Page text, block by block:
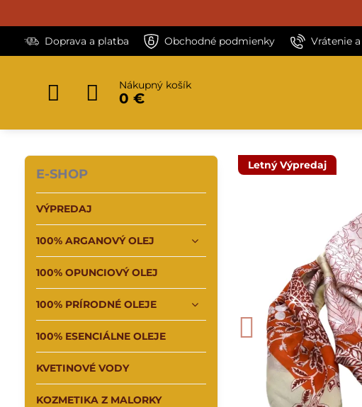
Doprava a platba Obchodné podmienky Vrátenie
Nákupný košík
0 €
Letný Výpredaj
E-SHOP
VÝPREDAJ
100% ARGANOVÝ OLEJ
100% OPUNCIOVÝ OLEJ
100% PRÍRODNÉ OLEJE
100% ESENCIÁLNE OLEJE
KVETINOVÉ VODY
KOZMETIKA Z MALORKY